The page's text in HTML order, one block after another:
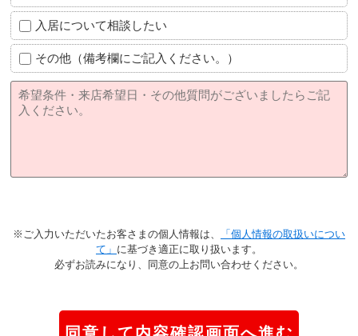
入居について相談したい
その他（備考欄にご記入ください。）
※ご入力いただいたお客さまの個人情報は、
「個人情報の取扱いについ
て」 に基づき適正に取り扱います。
必ずお読みになり、同意の上お問い合わせください。